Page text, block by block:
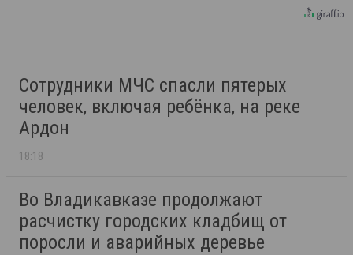
Сотрудники МЧС спасли пятерых
человек, включая ребёнка, на реке
Ардон
18:18
Во Владикавказе продолжают
расчистку городских кладбищ от
поросли и аварийных деревье